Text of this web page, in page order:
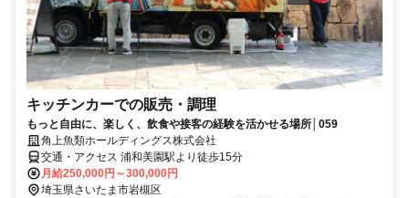
キッチンカーでの販売・調理
もっと自由に、楽しく、飲食や接客の経験を活かせる場所│059
角上魚類ホールディングス株式会社
交通・アクセス 浦和美園駅より徒歩15分
月給250,000円～300,000円
埼玉県さいたま市岩槻区